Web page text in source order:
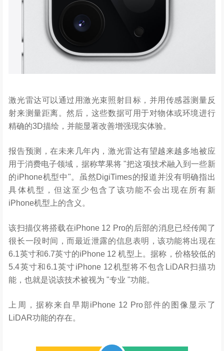
激光雷达可以通过用激光束照射目标，并用传感器测量反
射来测量距离。然后，这些数据可用于对物体或环境进行
精确的3D描绘，并能显著改善增强现实体验。
报告预测，在未来几年内，激光雷达有望越来越多地被应
用于消费电子领域，据称苹果将 "把这项技术融入到一些新
的iPhone机型中"。虽然DigiTimes的报道并没有明确指出
具体机型，但这至少包含了该功能不会出现在所有新
iPhone机型上的含义。
该扫描仪将搭载在iPhone 12 Pro的后部的消息已经传闻了
很长一段时间，而最近泄露的信息表明，该功能将出现在
6.1英寸和6.7英寸的iPhone 12 机型上。据称，价格较低的
5.4英寸和6.1英寸iPhone 12机型将不包含LiDAR扫描功
能，也就是说该技术被视为 "专业 "功能。
上周，据称来自早期iPhone 12 Pro部件的图像显示了
LiDAR功能的存在。